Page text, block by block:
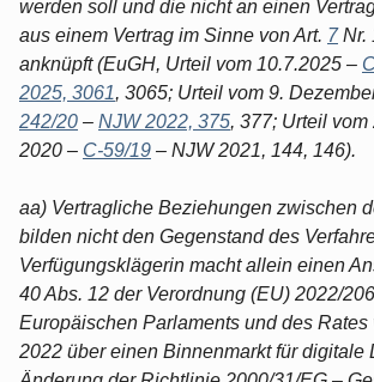
werden soll und die nicht an einen
aus einem Vertrag im Sinne von Art. 7Nr.
anknüpft (EuGH, Urteil vom 10.7.2025 –
2025, 3061, 3065; Urteil vom 9.
242/20 – NJW 2022, 375, 377; Urteil
2020 – C-59/19 – NJW 2021, 144, 146).
aa) Vertragliche Beziehungen zwischen
bilden nicht den Gegenstand des
Verfügungsklägerin macht allein einen
40 Abs. 12 der Verordnung (EU) 2022/
Europäischen Parlaments und des Rates
2022 über einen Binnenmarkt für digitale